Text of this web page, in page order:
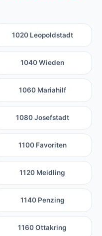
1020 Leopoldstadt
1040 Wieden
1060 Mariahilf
1080 Josefstadt
1100 Favoriten
1120 Meidling
1140 Penzing
1160 Ottakring